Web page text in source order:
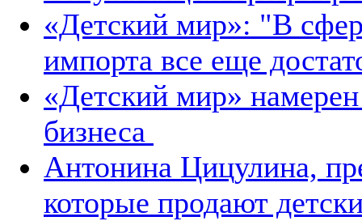
«Детский мир»: "В
импорта все еще
«Детский мир»
бизнеса
Антонина Цицулина,
которые продают